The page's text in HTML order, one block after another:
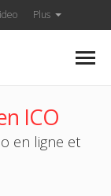
Plus
ICO
en ligne et